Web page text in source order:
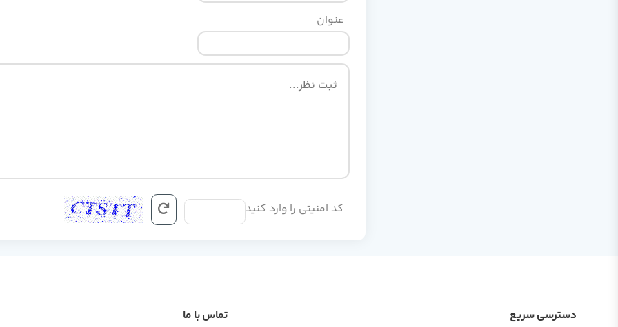
عنوان
کد امنیتی را وارد کنید
دسترسی سریع تماس با ما